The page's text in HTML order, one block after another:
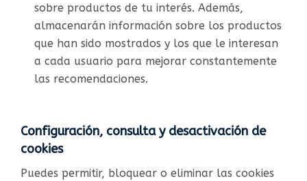
sobre productos de tu interés. Además,
almacenarán información sobre los productos
que han sido mostrados y los que le interesan
a cada usuario para mejorar constantemente
las recomendaciones.
Configuración, consulta y desactivación de
cookies
Puedes permitir, bloquear o eliminar las cookies